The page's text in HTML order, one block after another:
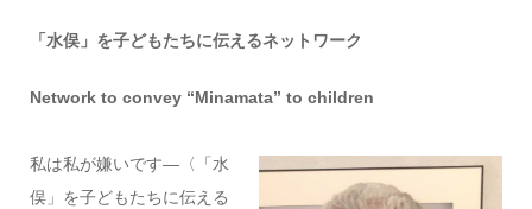
「水俣」を子どもたちに伝えるネットワーク
Network to convey “Minamata” to children
私は私が嫌いです―〈「水
俣」を子どもたちに伝える